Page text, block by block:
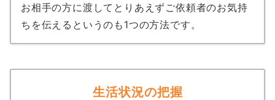
お相手の方に渡してとりあえずご依頼者のお気持
ちを伝えるというのも1つの方法です。
生活状況の把握